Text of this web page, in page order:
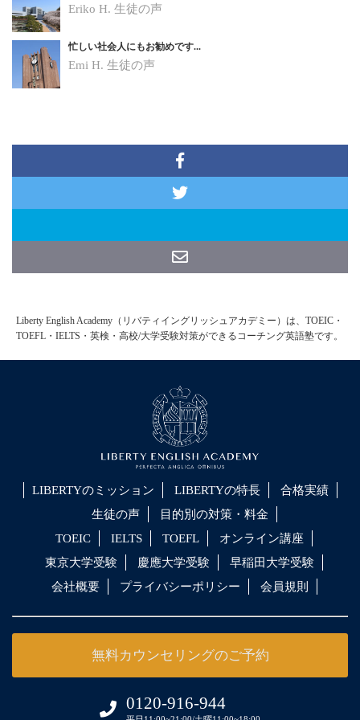
Eriko H. 生徒の声
忙しい社会人にもお勧めです...
Emi H. 生徒の声
Liberty English Academy（リバティイングリッシュアカデミー）は、TOEIC・
TOEFL・IELTS・英検・高校/大学受験対策ができるコーチング英語塾です。
LIBERTYのミッション LIBERTYの特長
合格実績
生徒の声
目的別の対策・料金
TOEIC
IELTS TOEFL
オンライン講座
東京大学受験
慶應大学受験
早稲田大学受験
会社概要
プライバシーポリシー 会員規則
無料カウンセリングのご予約
0120-916-944